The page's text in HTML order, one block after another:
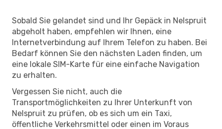
Sobald Sie gelandet sind und Ihr Gepäck in Nelspruit
abgeholt haben, empfehlen wir Ihnen, eine
Internetverbindung auf Ihrem Telefon zu haben. Bei
Bedarf können Sie den nächsten Laden finden, um
eine lokale SIM-Karte für eine einfache Navigation
zu erhalten.
Vergessen Sie nicht, auch die
Transportmöglichkeiten zu Ihrer Unterkunft von
Nelspruit zu prüfen, ob es sich um ein Taxi,
öffentliche Verkehrsmittel oder einen im Voraus